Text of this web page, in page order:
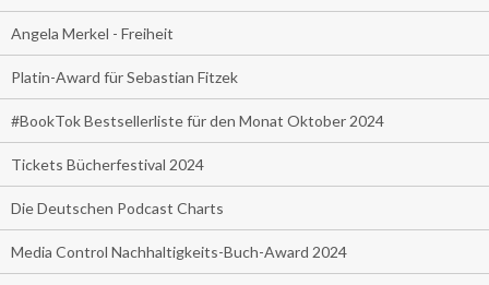
Angela Merkel - Freiheit
Platin-Award für Sebastian Fitzek
#BookTok Bestsellerliste für den Monat Oktober 2024
Tickets Bücherfestival 2024
Die Deutschen Podcast Charts
Media Control Nachhaltigkeits-Buch-Award 2024